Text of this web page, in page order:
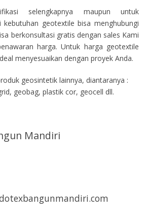
selengkapnya maupun untuk
kebutuhan geotextile bisa menghubungi
berkonsultasi gratis dengan sales Kami
harga. Untuk harga geotextile
menyesuaikan dengan proyek Anda.
geosintetik lainnya, diantaranya :
geobag, plastik cor, geocell dll.
Mandiri